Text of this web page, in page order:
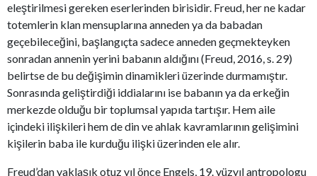
eleştirilmesi gereken eserlerinden birisidir. Freud, her ne kadar
totemlerin klan mensuplarına anneden ya da babadan
geçebileceğini, başlangıçta sadece anneden geçmekteyken
sonradan annenin yerini babanın aldığını (Freud, 2016, s. 29)
belirtse de bu değişimin dinamikleri üzerinde durmamıştır.
Sonrasında geliştirdiği iddialarını ise babanın ya da erkeğin
merkezde olduğu bir toplumsal yapıda tartışır. Hem aile
içindeki ilişkileri hem de din ve ahlak kavramlarının gelişimini
kişilerin baba ile kurduğu ilişki üzerinden ele alır.
Freud’dan yaklaşık otuz yıl önce Engels, 19. yüzyıl antropologu